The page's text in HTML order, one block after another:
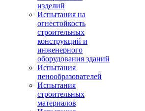
изделий
Испытания на
огнестойкость
строительных
конструкций и
инженерного
оборудования зданий
Испытания
пенообразователей
Испытания
строительных
материалов